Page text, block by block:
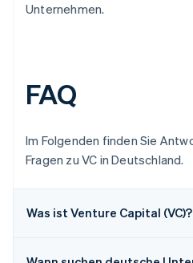
Unternehmen.
FAQ
Im Folgenden finden Sie
Fragen zu VC in Deutschland.
Was ist Venture Capital (VC)?